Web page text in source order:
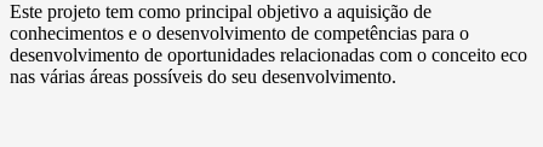
Este projeto tem como principal objetivo a aquisição de
conhecimentos e o desenvolvimento de competências para o
desenvolvimento de oportunidades relacionadas com o conceito eco
nas várias áreas possíveis do seu desenvolvimento.